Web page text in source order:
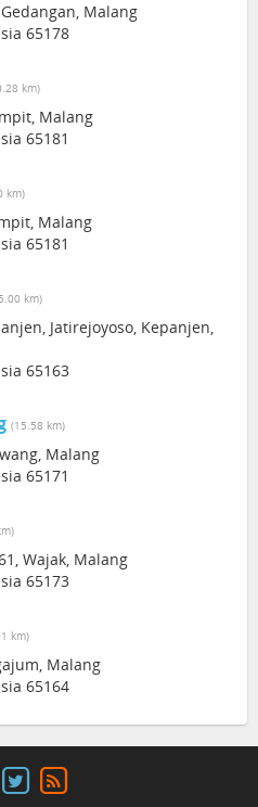
Malang
65178
km)
Malang
65181
km)
Malang
65181
km)
Jatirejoyoso, Kepanjen,
65163
(15.58 km)
Malang
65171
Wajak, Malang
65173
km)
Malang
65164